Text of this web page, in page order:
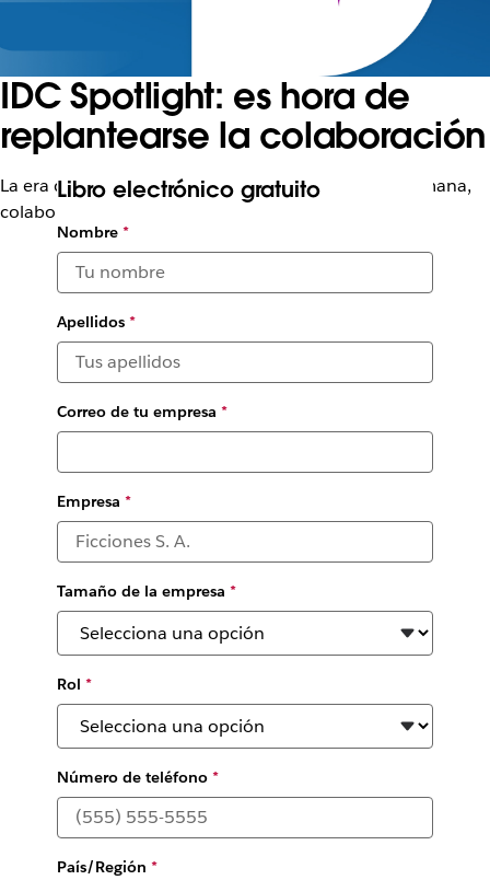
IDC Spotlight: es hora de
replantearse la colaboración
La era de la IA y los agentes necesita interacción humana,
colaboración e integraciones
Libro electrónico gratuito
Nombre*
Apellidos*
Correo de tu empresa *
Empresa *
Tamaño de la empresa *
Rol *
Número de teléfono*
País/Región *